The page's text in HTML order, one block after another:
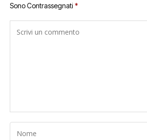
Sono Contrassegnati *